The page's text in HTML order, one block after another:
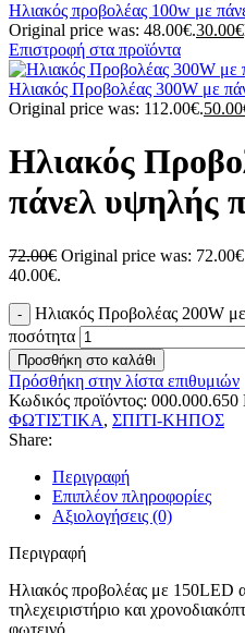
Ηλιακός προβολέας 100w με
Original price was: 48.00€.30.00€
Επιστροφή στα προϊόντα
Ηλιακός Προβολέας 300W με
Original price was: 112.00€.50.00
Ηλιακός
πάνελ υψηλής
72.00€ Original price was:
40.00€.
Ηλιακός Προβολέας 200W
ποσότητα
Προσθήκη στο καλάθι
Πρόσθήκη στην λίστα επιθυμιών
Κωδικός προϊόντος: 000.000.650
ΦΩΤΙΣΤΙΚΑ, ΣΠΙΤΙ-ΚΗΠΟΣ
Share:
Περιγραφή
Επιπλέον πληροφορίες
Αξιολογήσεις (0)
Περιγραφή
Ηλιακός προβολέας με 150LED
τηλεχειριστήριο και
φωτεινό